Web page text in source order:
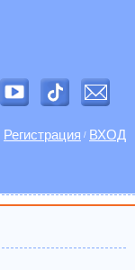
Регистрация / ВХОД